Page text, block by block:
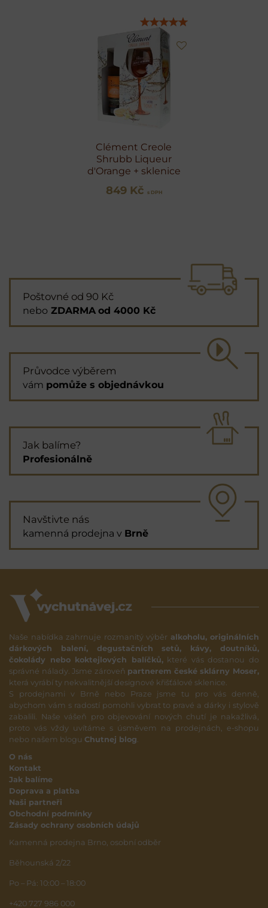
Clément Creole
Shrubb Liqueur
d'Orange + sklenice
849 Kč s DPH
Poštovné od 90 Kč
nebo ZDARMA od 4000 Kč
Průvodce výběrem
vám pomůže s objednávkou
Jak balíme?
Profesionálně
Navštivte nás
kamenná prodejna v Brně
Naše nabídka zahrnuje rozmanitý výběr alkoholu, originálních
dárkových balení, degustačních setů, kávy, doutníků,
čokolády nebo koktejlových balíčků,které vás dostanou do
správné nálady. Jsme zároveň partnerem české sklárny Moser,
která vyrábí ty nekvalitnější designové křišťálové sklenice.
S prodejnami v Brně nebo Praze jsme tu pro vás denně,
abychom vám s radostí pomohli vybrat to pravé a dárky i stylově
zabalili. Naše vášeň pro objevování nových chutí je nakažlivá,
proto vás vždy uvítáme s úsměvem na prodejnách, e-shopu
nebo našem blogu Chutnej blog.
O nás
Kontakt
Jak balíme
Doprava a platba
Naši partneři
Obchodní podmínky
Zásady ochrany osobních údajů
Kamenná prodejna Brno, osobní odběr
Běhounská 2/22
Po – Pá: 10:00 – 18:00
+420 727 986 000